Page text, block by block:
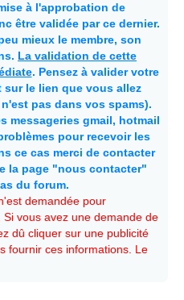
à l'approbation de
être validée par ce dernier.
mieux le membre, son
La validation de cette
. Pensez à valider votre
le lien que vous allez
pas dans vos spams).
messageries gmail, hotmail
pour recevoir les
ce cas merci de contacter
la page "nous contacter"
du forum.
demandée pour
vous avez une demande de
dû cliquer sur une publicité
fournir ces informations. Le